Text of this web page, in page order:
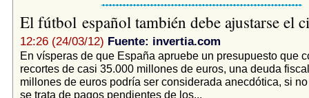
El fútbol español también debe ajustarse el
12:26 (24/03/12) Fuente: invertia.com
En vísperas de que España apruebe un presupuesto que
recortes de casi 35.000 millones de euros, una deuda
millones de euros podría ser considerada anecdótica, si
se trata de pagos pendientes de los...